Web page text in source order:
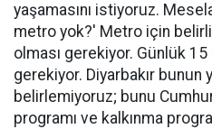
yaşamasını istiyoruz.
metro yok?' Metro için
olması gerekiyor. Günlük
gerekiyor. Diyarbakır bunun
belirlemiyoruz; bunu
programı ve kalkınma